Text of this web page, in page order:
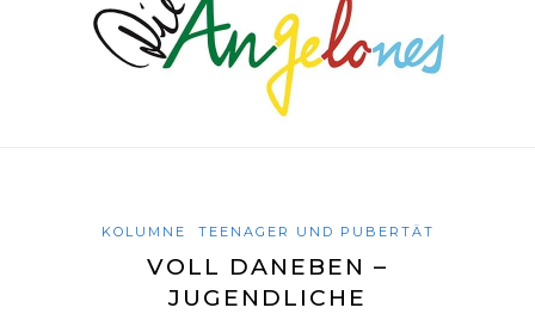
KOLUMNE TEENAGER UND PUBERTÄT
VOLL DANEBEN –
JUGENDLICHE